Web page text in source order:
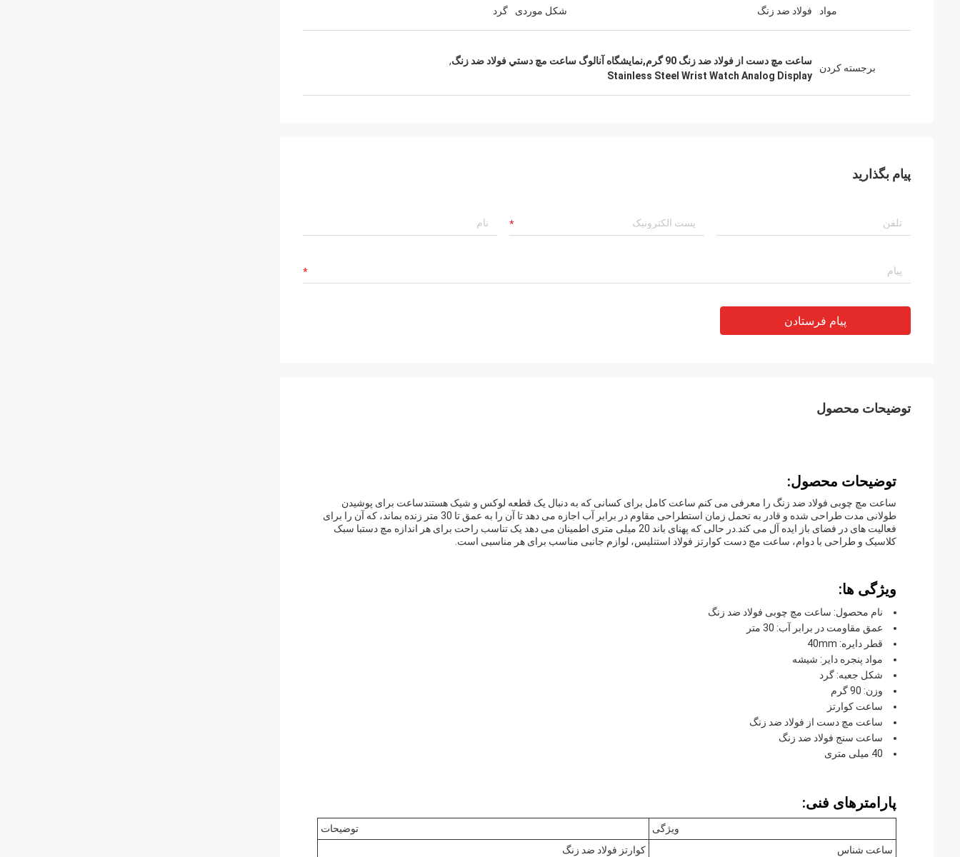
مواد فولاد ضد زنگ شکل موردی گرد
برجسته کردن
ساعت مچ دست از فولاد ضد زنگ 90 گرم,نمايشگاه آنالوگ ساعت مچ دستي فولاد ضد زنگ
,
Stainless Steel Wrist Watch Analog Display
پیام بگذارید
پیام فرستادن
توضیحات محصول
توضیحات محصول:
ساعت مچ چوبی فولاد ضد زنگ را معرفی می کنم ساعت کامل برای کسانی که به دنبال یک قطعه لوکس و شیک هستندساعت برای پوشیدن
طولانی مدت طراحی شده و قادر به تحمل زمان استطراحی مقاوم در برابر آب اجازه می دهد تا آن را به عمق تا 30 متر زنده بماند، که آن را برای
فعالیت های در فضای باز ایده آل می کند.در حالی که پهنای باند 20 میلی متری اطمینان می دهد یک تناسب راحت برای هر اندازه مچ دستبا سبک
کلاسیک و طراحی با دوام، ساعت مچ دست کوارتز فولاد استنلیس، لوازم جانبی مناسب برای هر مناسبی است.
ویژگی ها:
نام محصول: ساعت مچ چوبی فولاد ضد زنگ
عمق مقاومت در برابر آب: 30 متر
قطر دایره: 40mm
مواد پنجره دایر: شیشه
شکل جعبه: گرد
وزن: 90 گرم
ساعت کوارتز
ساعت مچ دست از فولاد ضد زنگ
ساعت سنج فولاد ضد زنگ
40 میلی متری
پارامترهای فنی:
ویژگی
توضیحات
ساعت شناس
کوارتز فولاد ضد زنگ